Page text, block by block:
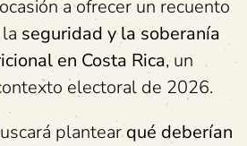
a ofrecer un recuento
seguridad y la soberanía
en Costa Rica, un
electoral de 2026.
plantearqué deberían